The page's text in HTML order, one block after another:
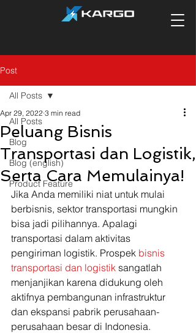
Post
All Posts
Blog
Blog (english)
Product Feature
All Posts
Peluang Bisnis
Transportasi dan Logistik,
Serta Cara Memulainya!
Apr 29, 2022 3 min read
Jika Anda memiliki niat untuk mulai
berbisnis, sektor transportasi mungkin
bisa jadi pilihannya. Apalagi
transportasi dalam aktivitas
pengiriman logistik. Prospek bisnis
transportasi dan logistik sangatlah
menjanjikan karena didukung oleh
aktifnya pembangunan infrastruktur
dan ekspansi pabrik perusahaan-
perusahaan besar di Indonesia.